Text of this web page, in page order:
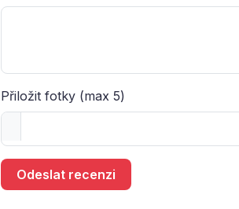
Přiložit fotky (max 5)
Odeslat recenzi